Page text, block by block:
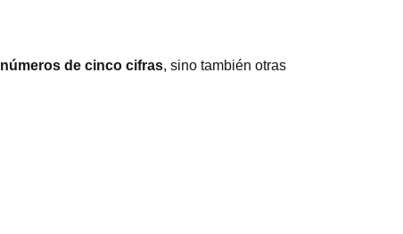
números de cinco cifras, sino también otras